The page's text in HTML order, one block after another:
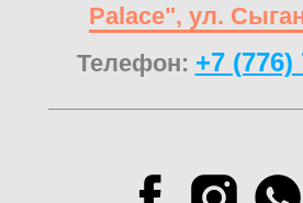
Palace", ул.
Телефон: +7 (776)